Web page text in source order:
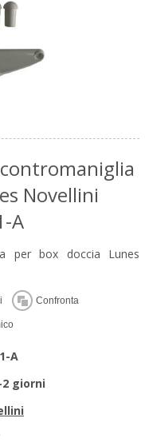
Novellini
A
per box doccia Lunes
A
2 giorni